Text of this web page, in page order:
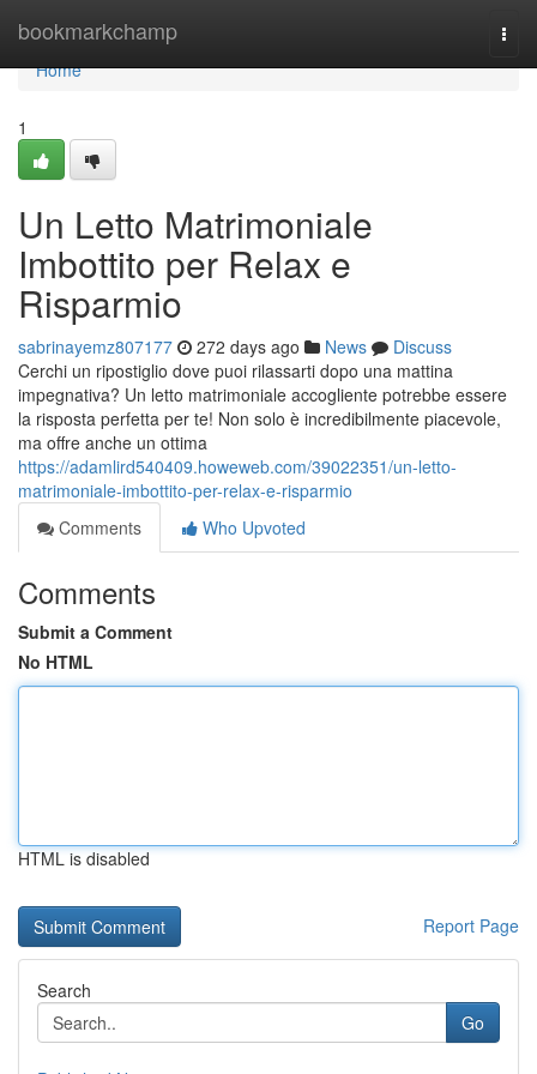
bookmarkchamp
Home
Home
1
Un Letto Matrimoniale
Imbottito per Relax e
Risparmio
sabrinayemz807177 272 days ago News
Discuss
Cerchi un ripostiglio dove puoi rilassarti dopo una mattina
impegnativa? Un letto matrimoniale accogliente potrebbe essere
la risposta perfetta per te! Non solo è incredibilmente piacevole,
ma offre anche un ottima
https://adamlird540409.howeweb.com/39022351/un-letto-
matrimoniale-imbottito-per-relax-e-risparmio
Comments
Who Upvoted
Comments
Submit a Comment
No HTML
HTML is disabled
Report Page
Search
Go